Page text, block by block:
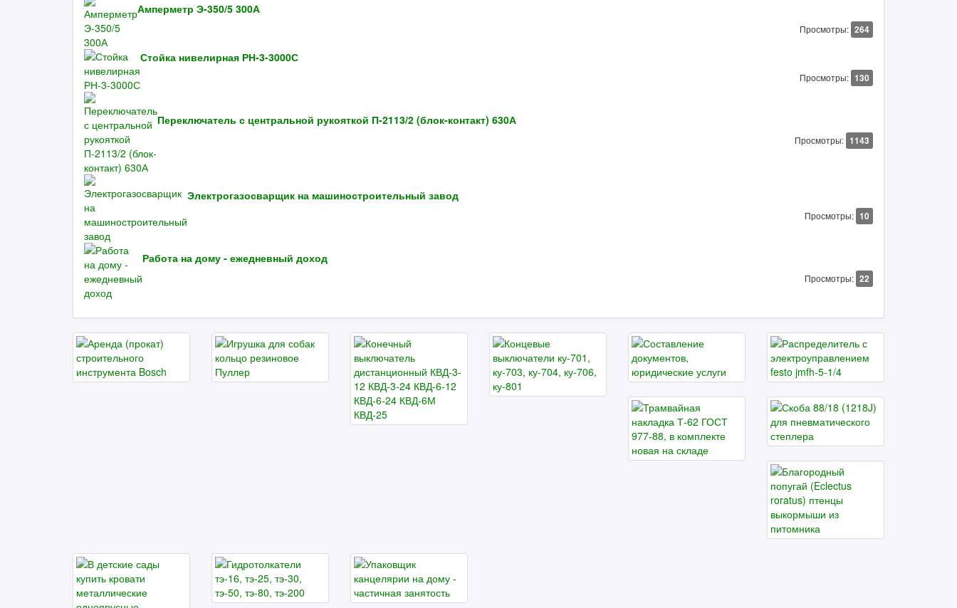
Амперметр Э-350/5 300А
Просмотры: 264
Стойка нивелирная РН-3-3000С
Просмотры: 130
Переключатель с центральной рукояткой П-2113/2 (блок-контакт) 630А
Просмотры: 1143
Электрогазосварщик на машиностроительный завод
Просмотры: 10
Работа на дому - ежедневный доход
Просмотры: 22